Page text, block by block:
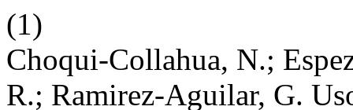
(1)
Choqui-Collahua, N.;
R.; Ramirez-Aguilar, G.